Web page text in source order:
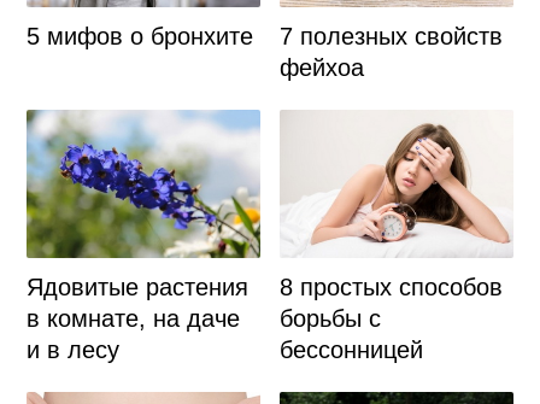
5 мифов о бронхите
7 полезных свойств
фейхоа
Ядовитые растения
в комнате, на даче
и в лесу
8 простых способов
борьбы с
бессонницей